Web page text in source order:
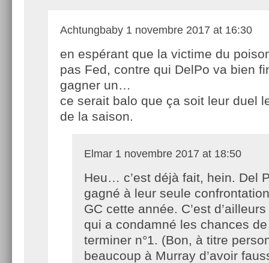
Achtungbaby 1 novembre 2017 at 16:30
en espérant que la victime du
pas Fed, contre qui DelPo va bien
gagner un…
ce serait balo que ça soit leur duel
de la saison.
Elmar 1 novembre 2017 at 18:50
Heu… c’est déjà fait, hein. Del
gagné à leur seule
GC cette année. C’est
qui a condamné les chances
terminer n°1. (Bon, à titre
beaucoup à Murray d’avoir